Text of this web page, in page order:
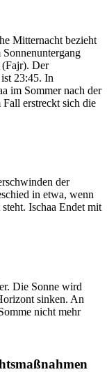
Mitternacht bezieht
Der
23:45. In
im Sommer nach der
erstreckt sich die
der
in etwa, wenn
Ischaa Endet mit
Die Sonne wird
sinken. An
nicht mehr